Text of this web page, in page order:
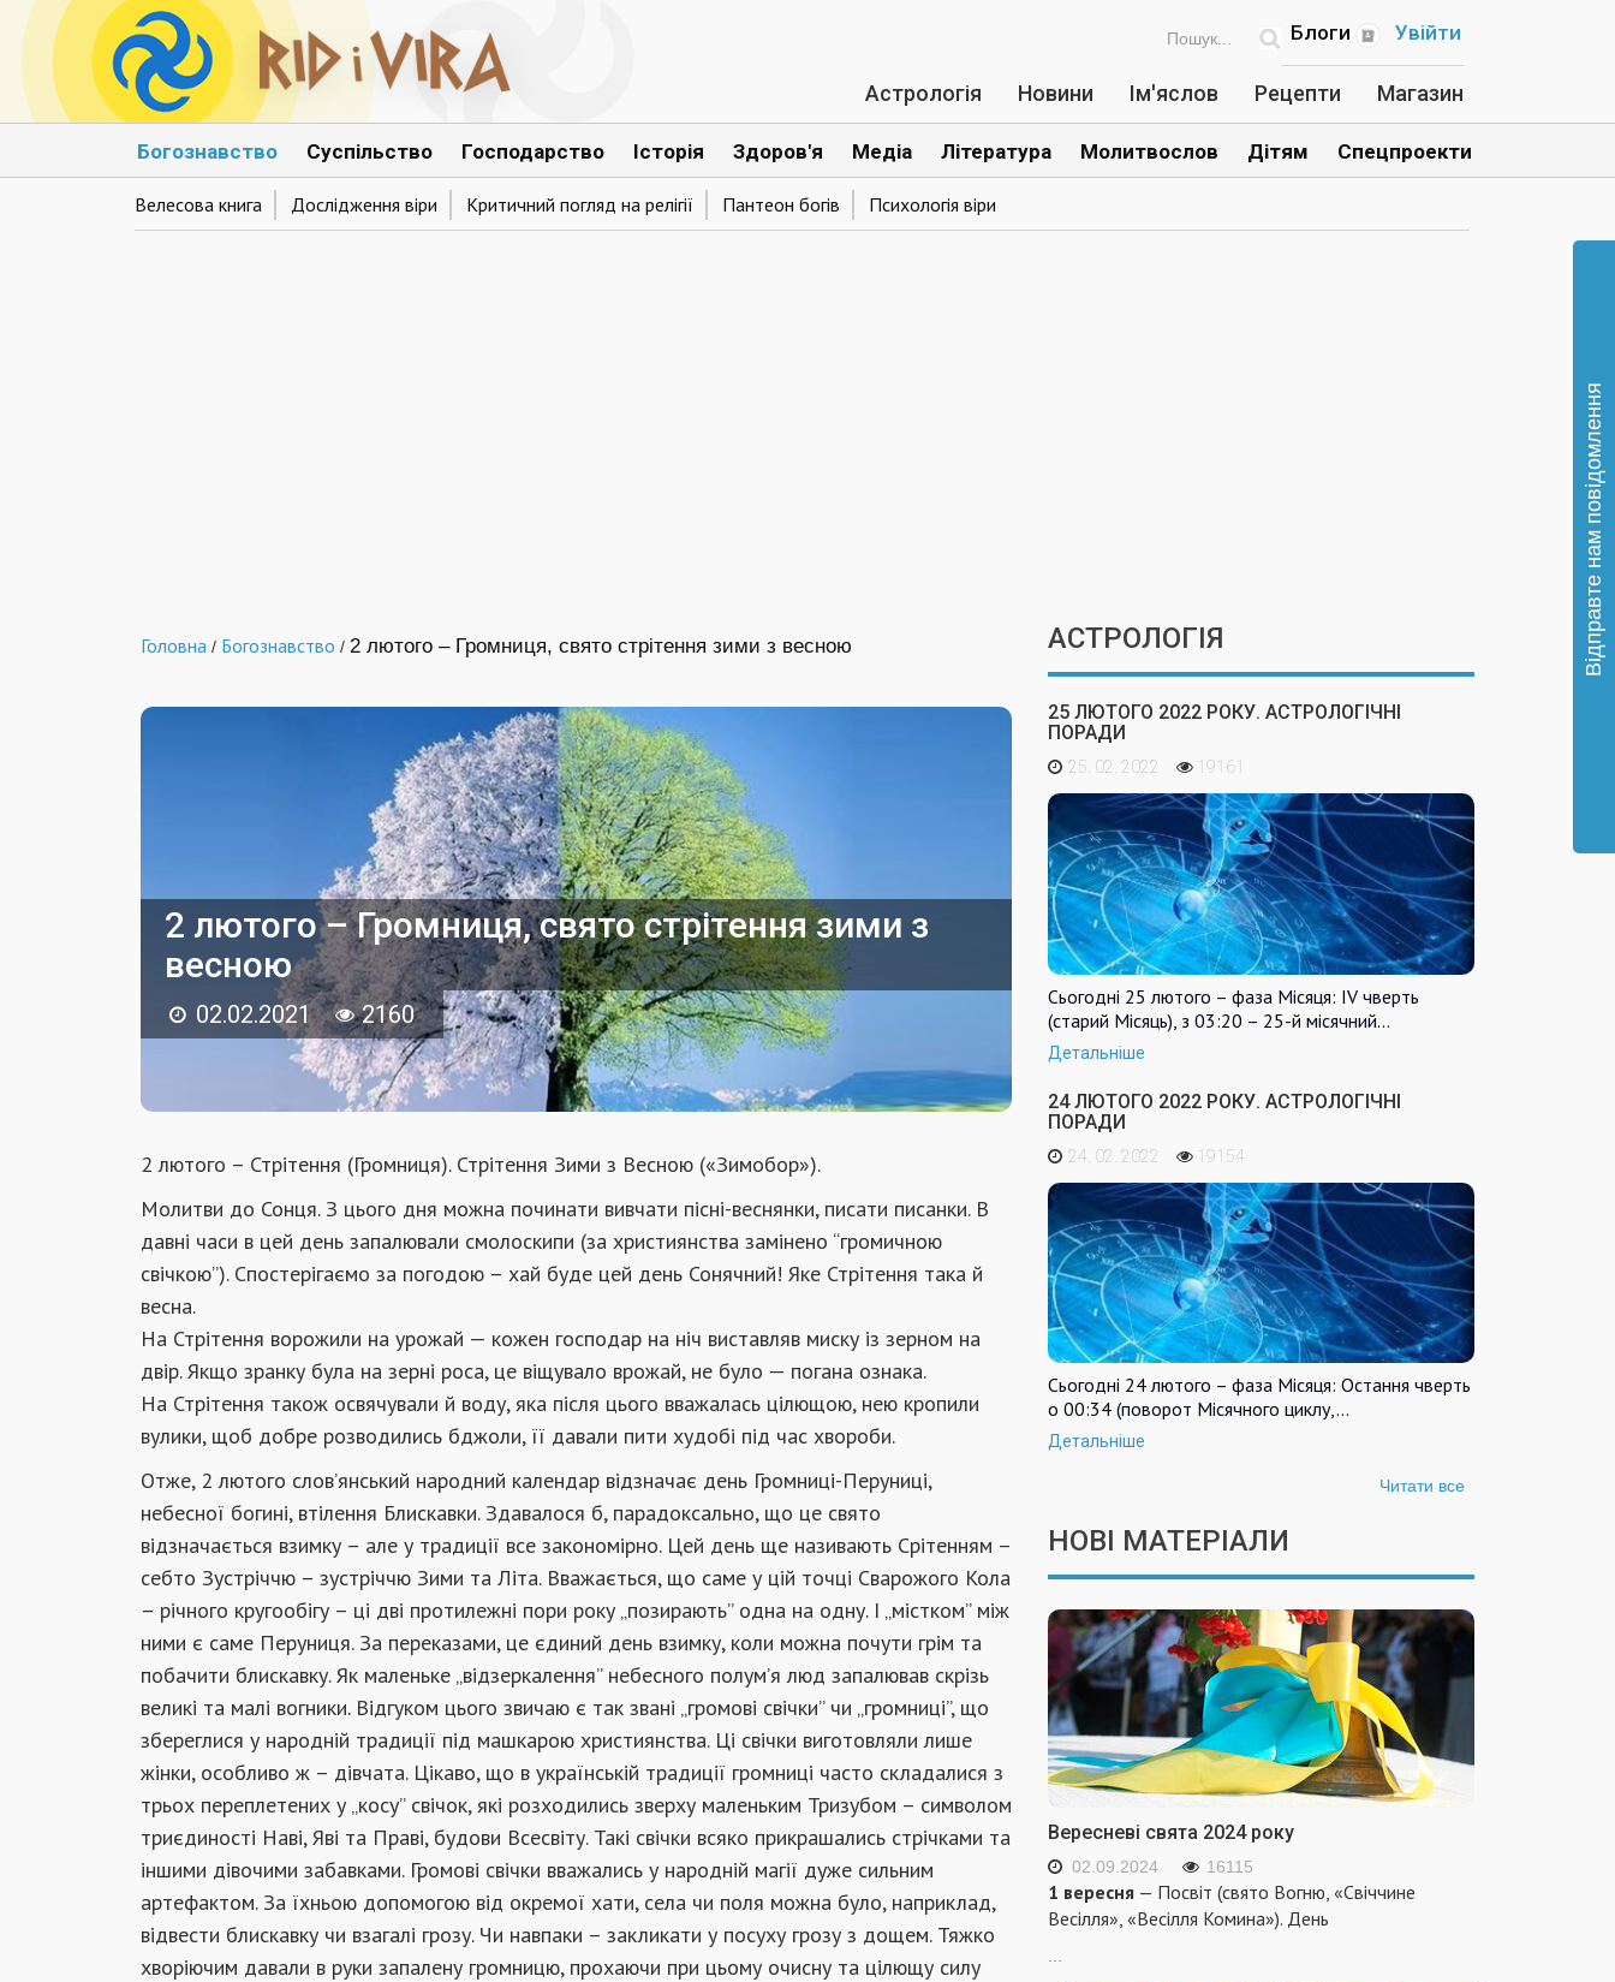
Увійти
Блоги
Астрологія Новини Ім'яслов Рецепти Магазин
Богознавство
Велесова книга Дослідження віри Критичний погляд на релігії Пантеон богів Психологія віри
Суспільство Господарство Історія Здоров'я Медіа Література Молитвослов Дітям Спецпроекти
Головна / Богознавство / 2 лютого – Громниця, свято стрітення зими з весною
2 лютого – Громниця, свято стрітення зими з
весною
02.02.2021 2160
2 лютого – Стрітення (Громниця). Стрітення Зими з Весною («Зимобор»).
Молитви до Сонця. З цього дня можна починати вивчати пісні-веснянки, писати писанки. В
давні часи в цей день запалювали смолоскипи (за християнства замінено “громичною
свічкою”). Спостерігаємо за погодою – хай буде цей день Сонячний! Яке Стрітення така й
весна.
На Стрітення ворожили на урожай — кожен господар на ніч виставляв миску із зерном на
двір. Якщо зранку була на зерні роса, це віщувало врожай, не було — погана ознака.
На Стрітення також освячували й воду, яка після цього вважалась цілющою, нею кропили
вулики, щоб добре розводились бджоли, її давали пити худобі під час хвороби.
Отже, 2 лютого слов’янський народний календар відзначає день Громниці-Перуниці,
небесної богині, втілення Блискавки. Здавалося б, парадоксально, що це свято
відзначається взимку – але у традиції все закономірно. Цей день ще називають Срітенням –
себто Зустріччю – зустріччю Зими та Літа. Вважається, що саме у цій точці Сварожого Кола
– річного кругообігу – ці дві протилежні пори року „позирають” одна на одну. І „містком” між
ними є саме Перуниця. За переказами, це єдиний день взимку, коли можна почути грім та
побачити блискавку. Як маленьке „відзеркалення” небесного полум’я люд запалював скрізь
великі та малі вогники. Відгуком цього звичаю є так звані „громові свічки” чи „громниці”, що
збереглися у народній традиції під машкарою християнства. Ці свічки виготовляли лише
жінки, особливо ж – дівчата. Цікаво, що в українській традиції громниці часто складалися з
трьох переплетених у „косу” свічок, які розходились зверху маленьким Тризубом – символом
триєдиності Наві, Яві та Праві, будови Всесвіту. Такі свічки всяко прикрашались стрічками та
іншими дівочими забавками. Громові свічки вважались у народній магії дуже сильним
артефактом. За їхньою допомогою від окремої хати, села чи поля можна було, наприклад,
відвести блискавку чи взагалі грозу. Чи навпаки – закликати у посуху грозу з дощем. Тяжко
хворіючим давали в руки запалену громницю, прохаючи при цьому очисну та цілющу силу
АСТРОЛОГІЯ
25 ЛЮТОГО 2022 РОКУ. АСТРОЛОГІЧНІ
ПОРАДИ
25. 02. 2022 19161
Сьогодні 25 лютого – фаза Місяця: IV чверть
(старий Місяць), з 03:20 – 25-й місячний…
Детальніше
24 ЛЮТОГО 2022 РОКУ. АСТРОЛОГІЧНІ
ПОРАДИ
24. 02. 2022 19154
Сьогодні 24 лютого – фаза Місяця: Остання чверть
о 00:34 (поворот Місячного циклу,…
Детальніше
Читати все
НОВІ МАТЕРІАЛИ
Вересневі свята 2024 року
02.09.2024 16115
1 вересня — Посвіт (свято Вогню, «Свіччине
Весілля», «Весілля Комина»). День
...
Відправте нам повідомлення